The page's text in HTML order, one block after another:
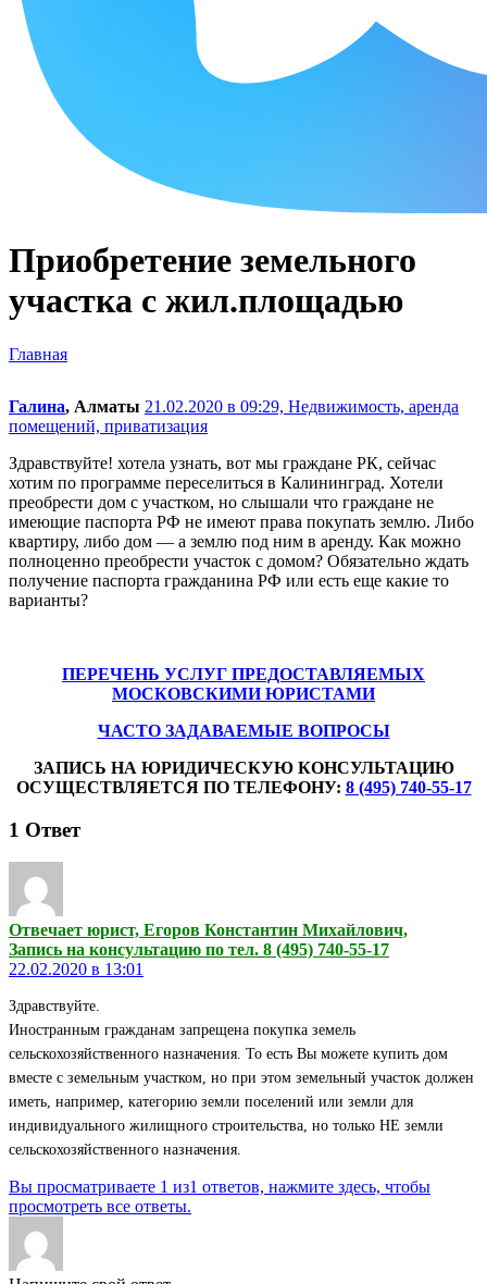
Приобретение земельного
участка с жил.площадью
Главная
Галина, Алматы 21.02.2020 в 09:29, Недвижимость, аренда
помещений, приватизация
Здравствуйте! хотела узнать, вот мы граждане РК, сейчас
хотим по программе переселиться в Калининград. Хотели
преобрести дом с участком, но слышали что граждане не
имеющие паспорта РФ не имеют права покупать землю. Либо
квартиру, либо дом — а землю под ним в аренду. Как можно
полноценно преобрести участок с домом? Обязательно ждать
получение паспорта гражданина РФ или есть еще какие то
варианты?
ПЕРЕЧЕНЬ УСЛУГ ПРЕДОСТАВЛЯЕМЫХ
МОСКОВСКИМИ ЮРИСТАМИ
ЧАСТО ЗАДАВАЕМЫЕ ВОПРОСЫ
ЗАПИСЬ НА ЮРИДИЧЕСКУЮ КОНСУЛЬТАЦИЮ
ОСУЩЕСТВЛЯЕТСЯ ПО ТЕЛЕФОНУ: 8 (495) 740-55-17
1 Ответ
Отвечает юрист, Егоров Константин Михайлович,
Запись на консультацию по тел. 8 (495) 740-55-17
22.02.2020 в 13:01
Здравствуйте.
Иностранным гражданам запрещена покупка земель
сельскохозяйственного назначения. То есть Вы можете купить дом
вместе с земельным участком, но при этом земельный участок должен
иметь, например, категорию земли поселений или земли для
индивидуального жилищного строительства, но только НЕ земли
сельскохозяйственного назначения.
Вы просматриваете 1 из1 ответов, нажмите здесь, чтобы
просмотреть все ответы.